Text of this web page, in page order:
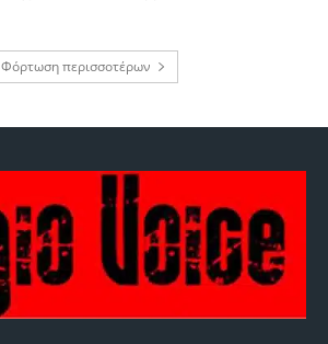
Φόρτωση περισσοτέρων